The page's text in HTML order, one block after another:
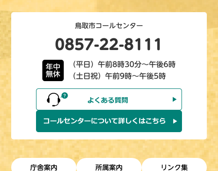
鳥取市コールセンター
0857-22-8111
年中
無休
（平日）午前8時30分～午後6時
（土日祝）午前9時～午後5時
庁舎案内 所属案内 リンク集